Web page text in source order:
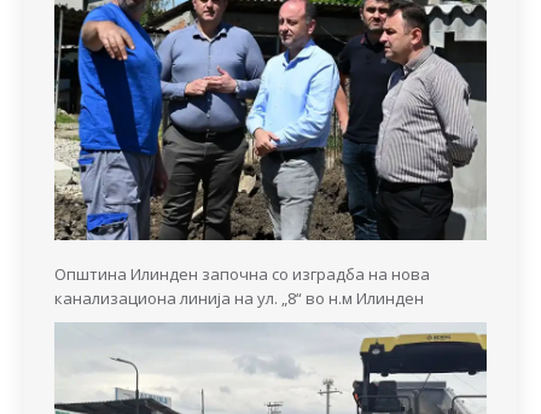
Општина Илинден започна со изградба на нова
канализациона линија на ул. „8“ во н.м Илинден